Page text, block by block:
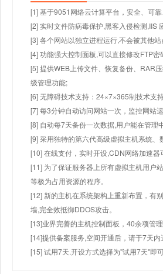
[1] 基于9051网络云计算平台，安全、可
[2] 实时文件防病毒保护,黑客入侵检测,IIS
[3] 各个网站以独立进程运行,不会被其他
[4] 功能强大控制面板,可以直接修改FTP
[5] 提供WEB上传文件、恢复备份、RAR
级管理功能;
[6] 无障碍技术支持：24×7×365制技术支
[7] 每3分钟自动访问网站一次，监控网站
[8] 自动每7天备份一次数据,用户能在管理
[9] 采用独特的第六代高级虚拟主机系统
[10] 在线支付，实时开设,CDN网络加速
[11] 为了保证服务器上所有虚拟主机用户
等极为占用资源的程序。
[12] 新的主机在系统架构上重新布置，有
墙,完全效抵御DDOS攻击。
[13]业界完善的主机控制面板，40余项管
[14]提供备案服务,空间开通后，请于7天内
[15] 试用7天.开设方式选择为"试用7天"即可